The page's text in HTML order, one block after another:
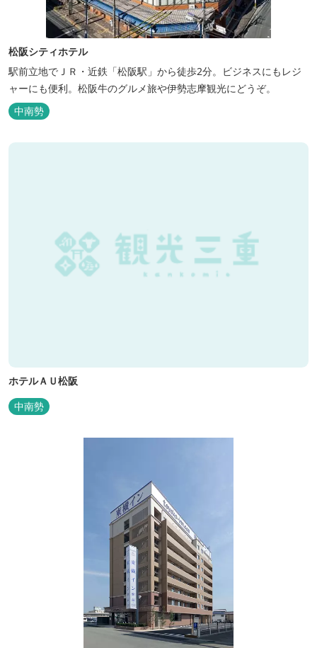
松阪シティホテル
駅前立地でＪＲ・近鉄「松阪駅」から徒歩2分。ビジネスにもレジ
ャーにも便利。松阪牛のグルメ旅や伊勢志摩観光にどうぞ。
中南勢
ホテルＡＵ松阪
中南勢